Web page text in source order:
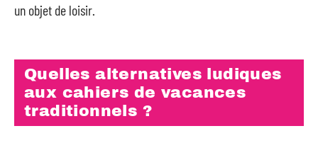
un objet de loisir.
Quelles alternatives ludiques
aux cahiers de vacances
traditionnels ?